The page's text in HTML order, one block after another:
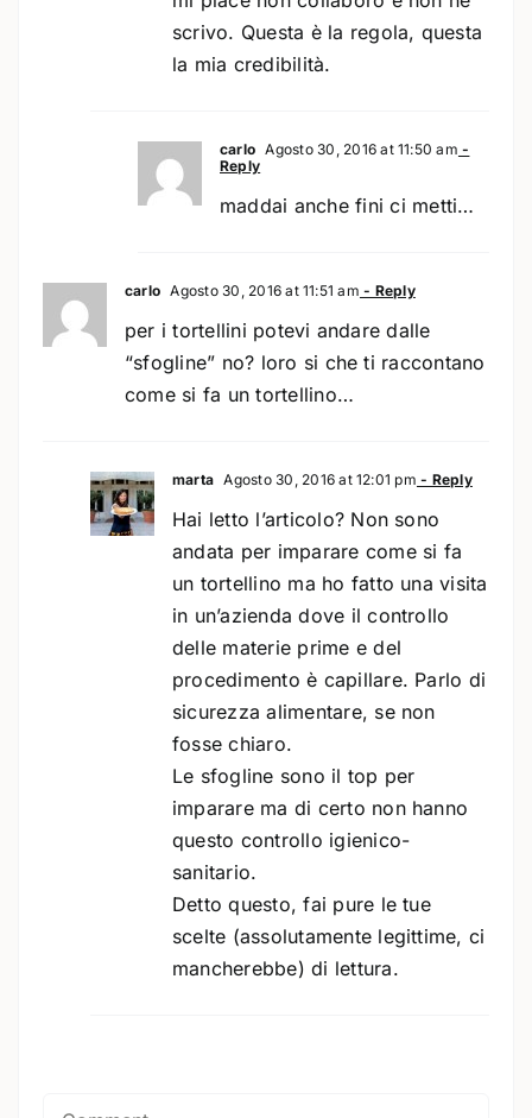
scrivo. Questa è la regola, questa
la mia credibilità.
carlo Agosto 30, 2016 at 11:50 am -
Reply
maddai anche fini ci metti…
carlo Agosto 30, 2016 at 11:51 am - Reply
per i tortellini potevi andare dalle
“sfogline” no? loro si che ti raccontano
come si fa un tortellino…
marta Agosto 30, 2016 at 12:01 pm - Reply
Hai letto l’articolo? Non sono
andata per imparare come si fa
un tortellino ma ho fatto una visita
in un’azienda dove il controllo
delle materie prime e del
procedimento è capillare. Parlo di
sicurezza alimentare, se non
fosse chiaro.
Le sfogline sono il top per
imparare ma di certo non hanno
questo controllo igienico-
sanitario.
Detto questo, fai pure le tue
scelte (assolutamente legittime, ci
mancherebbe) di lettura.